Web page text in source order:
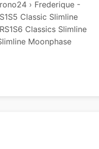
› Frederique -
Classic Slimline
Classics Slimline
Moonphase